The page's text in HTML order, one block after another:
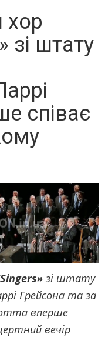
хор
зі штату
співає
зі штату
Грейсона та за
вперше
вечір